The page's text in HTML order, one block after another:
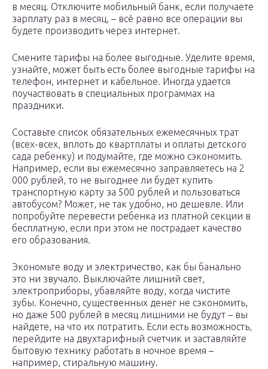
в месяц. Отключите мобильный банк, если получаете
зарплату раз в месяц, – всё равно все операции вы
будете производить через интернет.
Смените тарифы на более выгодные. Уделите время,
узнайте, может быть есть более выгодные тарифы на
телефон, интернет и кабельное. Иногда удается
поучаствовать в специальных программах на
праздники.
Составьте список обязательных ежемесячных трат
(всех-всех, вплоть до квартплаты и оплаты детского
сада ребенку) и подумайте, где можно сэкономить.
Например, если вы ежемесячно заправляетесь на 2
000 рублей, то не выгоднее ли будет купить
транспортную карту за 500 рублей и пользоваться
автобусом? Может, не так удобно, но дешевле. Или
попробуйте перевести ребенка из платной секции в
бесплатную, если при этом не пострадает качество
его образования.
Экономьте воду и электричество, как бы банально
это ни звучало. Выключайте лишний свет,
электроприборы, убавляйте воду, когда чистите
зубы. Конечно, существенных денег не сэкономить,
но даже 500 рублей в месяц лишними не будут – вы
найдете, на что их потратить. Если есть возможность,
перейдите на двухтарифный счетчик и заставляйте
бытовую технику работать в ночное время –
например, стиральную машину.